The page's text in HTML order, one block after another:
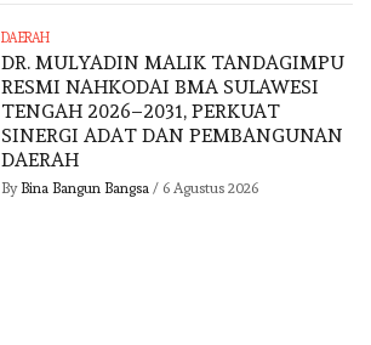
DAERAH
DR. MULYADIN MALIK TANDAGIMPU
RESMI NAHKODAI BMA SULAWESI
TENGAH 2026–2031, PERKUAT
SINERGI ADAT DAN PEMBANGUNAN
DAERAH
By Bina Bangun Bangsa/ 6 Agustus 2026